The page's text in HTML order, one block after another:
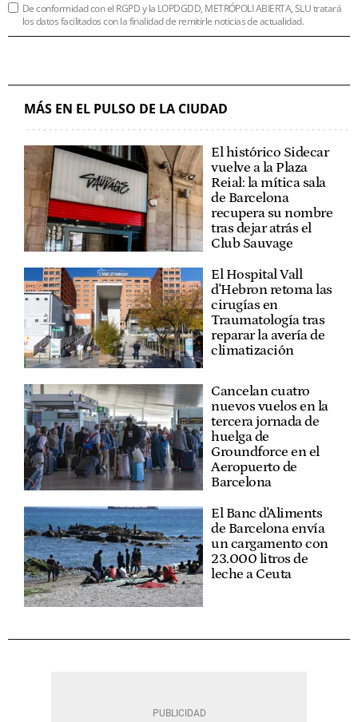
De conformidad con el RGPD y la LOPDGDD, METRÓPOLI ABIERTA, SLU tratará
los datos facilitados con la finalidad de remitirle noticias de actualidad.
MÁS EN EL PULSO DE LA CIUDAD
El histórico Sidecar
vuelve a la Plaza
Reial: la mítica sala
de Barcelona
recupera su nombre
tras dejar atrás el
Club Sauvage
El Hospital Vall
d'Hebron retoma las
cirugías en
Traumatología tras
reparar la avería de
climatización
Cancelan cuatro
nuevos vuelos en la
tercera jornada de
huelga de
Groundforce en el
Aeropuerto de
Barcelona
El Banc d'Aliments
de Barcelona envía
un cargamento con
23.000 litros de
leche a Ceuta